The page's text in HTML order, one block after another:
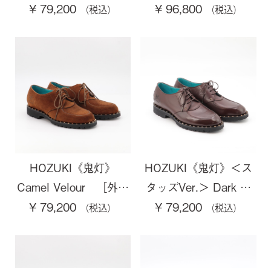
¥ 79,200
¥ 96,800
HOZUKI《鬼灯》
Camel Velour ［外…
¥ 79,200
HOZUKI《鬼灯》＜ス
タッズVer.＞ Dark …
¥ 79,200